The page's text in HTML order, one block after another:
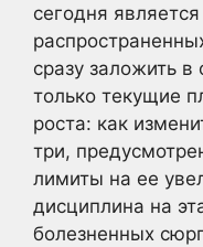
сегодня
сразу заложить
только текущие
роста: как
три,
лимиты на ее
дисциплина на
болезненных